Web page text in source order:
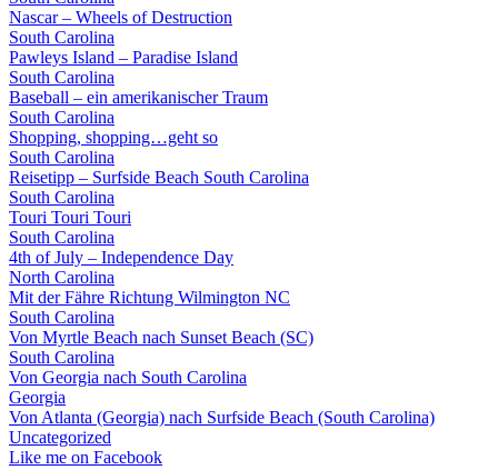
Nascar – Wheels of Destruction
South Carolina
Pawleys Island – Paradise Island
South Carolina
Baseball – ein amerikanischer Traum
South Carolina
Shopping, shopping…geht so
South Carolina
Reisetipp – Surfside Beach South Carolina
South Carolina
Touri Touri Touri
South Carolina
4th of July – Independence Day
North Carolina
Mit der Fähre Richtung Wilmington NC
South Carolina
Von Myrtle Beach nach Sunset Beach (SC)
South Carolina
Von Georgia nach South Carolina
Georgia
Von Atlanta (Georgia) nach Surfside Beach (South Carolina)
Uncategorized
Like me on Facebook